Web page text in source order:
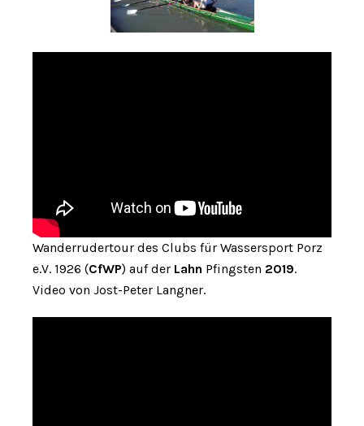
Wanderrudertour des Clubs für Wassersport Porz
e.V. 1926 (CfWP) auf der Lahn Pfingsten 2019.
Video von Jost-Peter Langner.